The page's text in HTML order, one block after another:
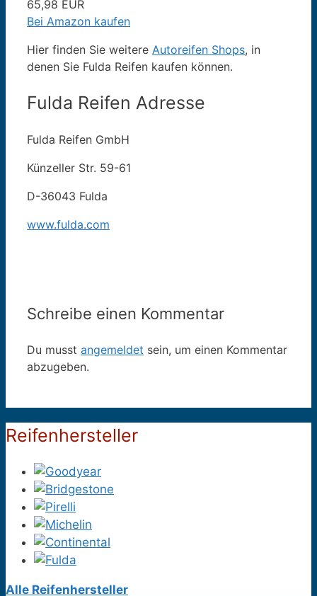
65,98 EUR
Bei Amazon kaufen
Hier finden Sie weitere Autoreifen Shops, in
denen Sie Fulda Reifen kaufen können.
Fulda Reifen Adresse
Fulda Reifen GmbH
Künzeller Str. 59-61
D-36043 Fulda
www.fulda.com
Schreibe einen Kommentar
Du musst angemeldet sein, um einen Kommentar
abzugeben.
Reifenhersteller
Alle Reifenhersteller